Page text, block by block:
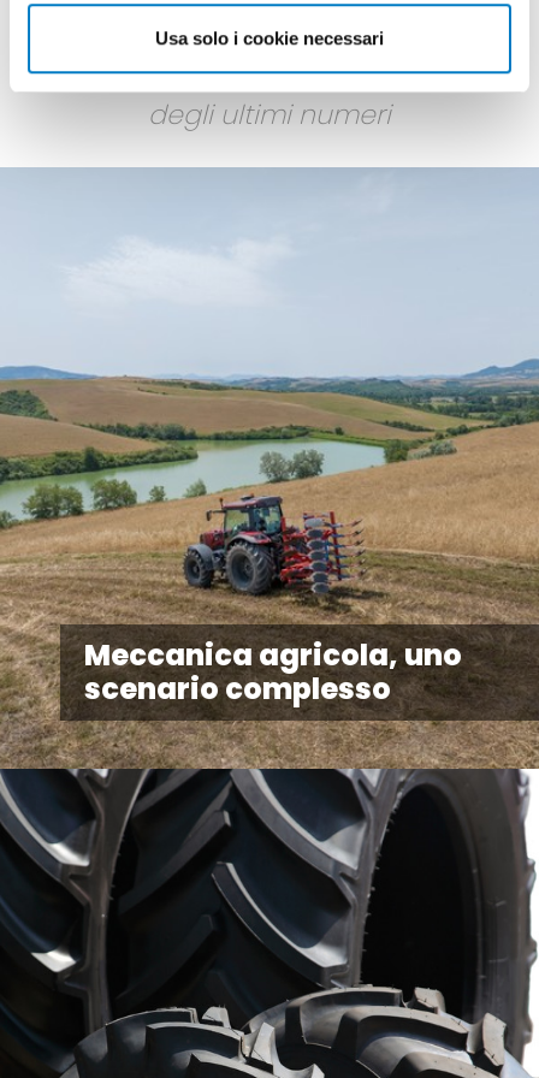
Usa solo i cookie necessari
I PIÙ LETTI
degli ultimi numeri
Meccanica agricola, uno
scenario complesso